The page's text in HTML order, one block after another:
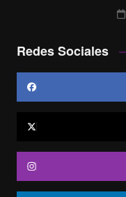
Redes Sociales